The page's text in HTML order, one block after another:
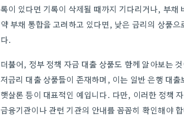
록이 있다면 기록이 삭제될 때까지 기다리거나, 부
약 부채 통합을 고려하고 있다면, 낮은 금리의 상품
다.
더불어, 정부 정책 자금 대출 상품도 함께 알아보는
저금리 대출 상품들이 존재하며, 이는 일반 은행 대
햇살론 등이 대표적인 예입니다. 다만, 이러한 정책
금융기관이나 관련 기관의 안내를 꼼꼼히 확인해야